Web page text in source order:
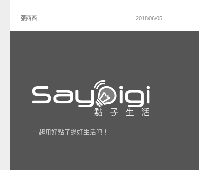
張西西 2018/06/05
一起用好點子過好生活吧！